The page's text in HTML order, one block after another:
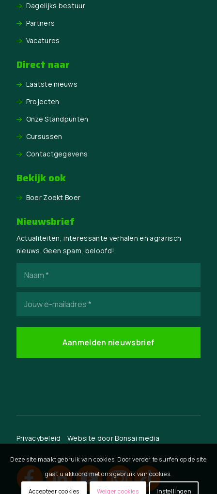
Dagelijks bestuur
Partners
Vacatures
Direct naar
Laatste nieuws
Projecten
Onze Standpunten
Cursussen
Contactgegevens
Bekijk ook
Boer Zoekt Boer
Nieuwsbrief
Actualiteiten, interessante verhalen en agrarisch
nieuws. Geen spam, beloofd!
Privacybeleid Website doorBonsai media
Deze site maakt gebruik van cookies. Door verder te surfen op de site
gaat u akkoord met ons gebruik van cookies.
Accepteer cookies Weiger cookies Instellingen